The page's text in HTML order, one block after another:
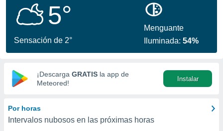
que se
calidad.
a este
las
y
digital
basada
5°
Sensación de 2°
Menguante
Iluminada:54%
¡Descarga GRATIS la app de
Meteored!
Instalar
Por horas
Intervalos nubosos en las próximas horas